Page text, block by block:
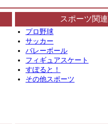
スポーツ関連
プロ野球
サッカー
バレーボール
フィギュアスケート
すぽると！
その他スポーツ